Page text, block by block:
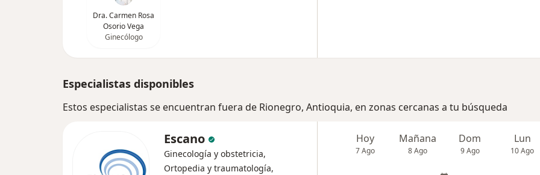
Dra. Carmen Rosa
Osorio Vega
Ginecólogo
Especialistas disponibles
Estos especialistas se encuentran fuera de Rionegro, Antioquia, en zonas cercanas a tu búsqueda
Escano
Ginecología y obstetricia,
Ortopedia y traumatología,
Hoy
7 Ago
Mañana
8 Ago
Dom
9 Ago
Lun
10 Ago